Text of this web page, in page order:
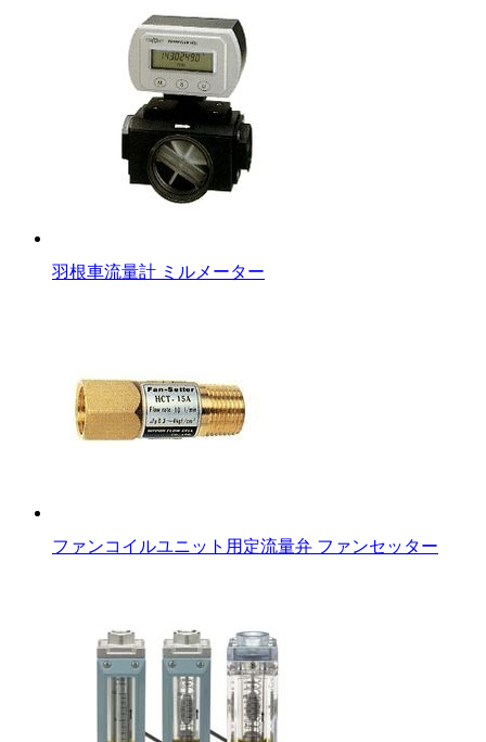
羽根車流量計 ミルメーター
ファンコイルユニット用定流量弁 ファンセッター